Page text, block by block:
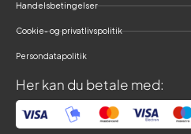
Handelsbetingelser
Cookie- og privatlivspolitik
Persondatapolitik
Her kan du betale med: